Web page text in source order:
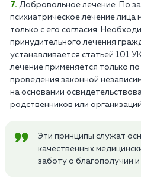
Добровольное лечение. По
психиатрическое лечение лица
только с его согласия.
принудительного лечения
устанавливается статьей 101
лечение применяется только
проведения законной
на основании
родственников или
Эти принципы служат
качественных
заботу о благополучии